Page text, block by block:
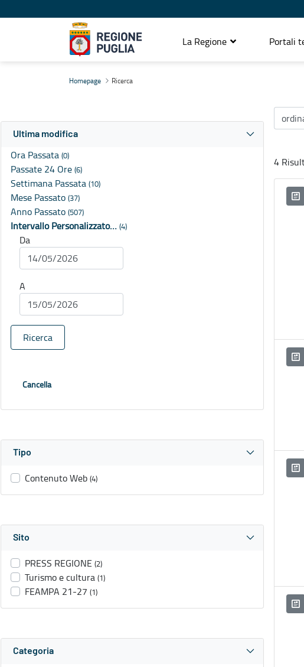
La Regione Portali
Homepage Ricerca
Ultima modifica
Ora Passata (0)
Passate 24 Ore (6)
Settimana Passata (10)
Mese Passato (37)
Anno Passato (507)
Intervallo Personalizzato… (4)
Da
A
Ricerca
Cancella
Tipo
Contenuto Web (4)
Sito
PRESS REGIONE (2)
Turismo e cultura (1)
FEAMPA 21-27 (1)
Categoria
4